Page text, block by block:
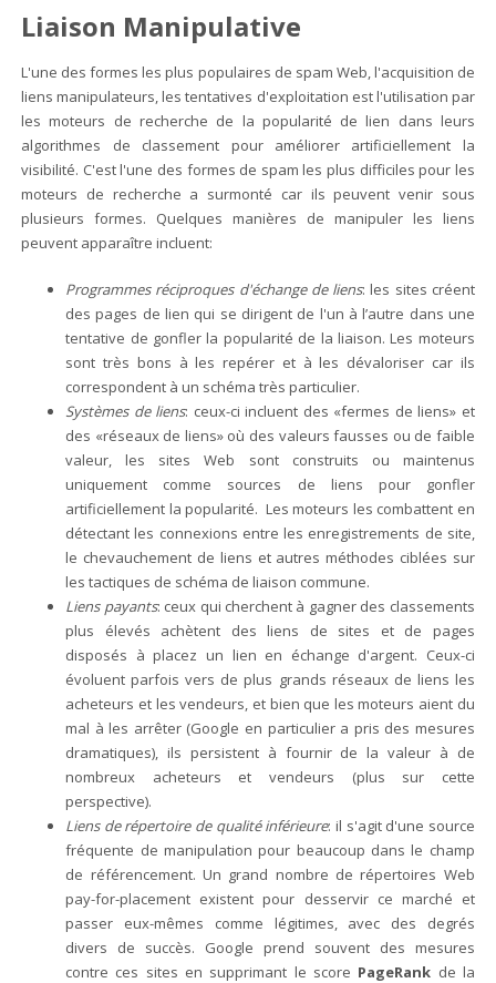
Liaison Manipulative
L'une des formes les plus populaires de spam Web, l'acquisition de
liens manipulateurs, les tentatives d'exploitation est l'utilisation par
les moteurs de recherche de la popularité de lien dans leurs
algorithmes de classement pour améliorer artificiellement la
visibilité. C'est l'une des formes de spam les plus difficiles pour les
moteurs de recherche a surmonté car ils peuvent venir sous
plusieurs formes. Quelques manières de manipuler les liens
peuvent apparaître incluent:
Programmes réciproques d'échange de liens: les sites créent
des pages de lien qui se dirigent de l'un à l’autre dans une
tentative de gonfler la popularité de la liaison. Les moteurs
sont très bons à les repérer et à les dévaloriser car ils
correspondent à un schéma très particulier.
Systèmes de liens: ceux-ci incluent des «fermes de liens» et
des «réseaux de liens» où des valeurs fausses ou de faible
valeur, les sites Web sont construits ou maintenus
uniquement comme sources de liens pour gonfler
artificiellement la popularité. Les moteurs les combattent en
détectant les connexions entre les enregistrements de site,
le chevauchement de liens et autres méthodes ciblées sur
les tactiques de schéma de liaison commune.
Liens payants: ceux qui cherchent à gagner des classements
plus élevés achètent des liens de sites et de pages
disposés à placez un lien en échange d'argent. Ceux-ci
évoluent parfois vers de plus grands réseaux de liens les
acheteurs et les vendeurs, et bien que les moteurs aient du
mal à les arrêter (Google en particulier a pris des mesures
dramatiques), ils persistent à fournir de la valeur à de
nombreux acheteurs et vendeurs (plus sur cette
perspective).
Liens de répertoire de qualité inférieure: il s'agit d'une source
fréquente de manipulation pour beaucoup dans le champ
de référencement. Un grand nombre de répertoires Web
pay-for-placement existent pour desservir ce marché et
passer eux-mêmes comme légitimes, avec des degrés
divers de succès. Google prend souvent des mesures
contre ces sites en supprimant le score PageRank de la